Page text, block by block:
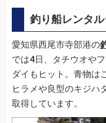
釣り船レンタ
愛知県西尾市寺部港の
では4日、タチウオや
ダイもヒット。青物は
ヒラメや良型のキジハ
取得しています。